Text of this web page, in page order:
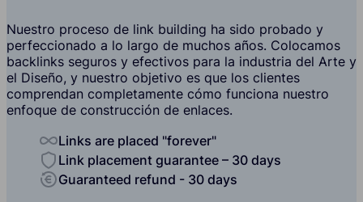
Nuestro proceso de link building ha sido probado y
perfeccionado a lo largo de muchos años. Colocamos
backlinks seguros y efectivos para la industria del Arte y
el Diseño, y nuestro objetivo es que los clientes
comprendan completamente cómo funciona nuestro
enfoque de construcción de enlaces.
Links are placed "forever"
Link placement guarantee – 30 days
Guaranteed refund - 30 days